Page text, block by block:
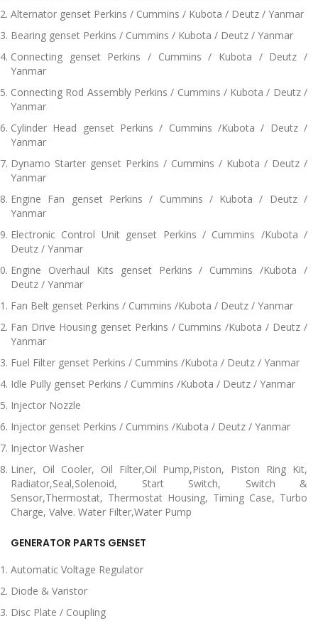
Alternator genset Perkins / Cummins / Kubota / Deutz / Yanmar
Bearing genset Perkins / Cummins / Kubota / Deutz / Yanmar
Connecting genset Perkins / Cummins / Kubota / Deutz /
Yanmar
Connecting Rod Assembly Perkins / Cummins / Kubota / Deutz /
Yanmar
Cylinder Head genset Perkins / Cummins /Kubota / Deutz /
Yanmar
Dynamo Starter genset Perkins / Cummins / Kubota / Deutz /
Yanmar
Engine Fan genset Perkins / Cummins / Kubota / Deutz /
Yanmar
Electronic Control Unit genset Perkins / Cummins /Kubota /
Deutz / Yanmar
Engine Overhaul Kits genset Perkins / Cummins /Kubota /
Deutz / Yanmar
Fan Belt genset Perkins / Cummins /Kubota / Deutz / Yanmar
Fan Drive Housing genset Perkins / Cummins /Kubota / Deutz /
Yanmar
Fuel Filter genset Perkins / Cummins /Kubota / Deutz / Yanmar
Idle Pully genset Perkins / Cummins /Kubota / Deutz / Yanmar
Injector Nozzle
Injector genset Perkins / Cummins /Kubota / Deutz / Yanmar
Injector Washer
Liner, Oil Cooler, Oil Filter,Oil Pump,Piston, Piston Ring Kit,
Radiator,Seal,Solenoid, Start Switch, Switch &
Sensor,Thermostat, Thermostat Housing, Timing Case, Turbo
Charge, Valve. Water Filter,Water Pump
GENERATOR PARTS GENSET
Automatic Voltage Regulator
Diode & Varistor
Disc Plate / Coupling